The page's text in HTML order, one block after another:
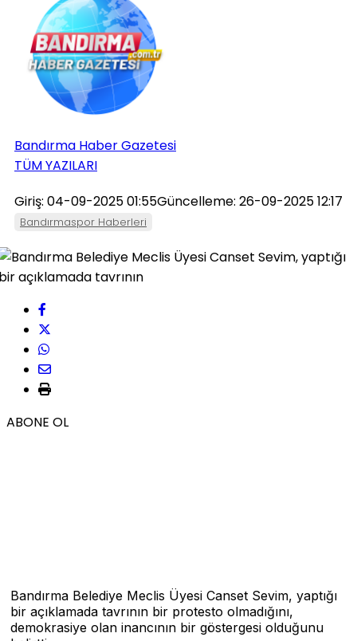
Bandırma Haber Gazetesi
TÜM YAZILARI
Giriş: 04-09-2025 01:55Güncelleme: 26-09-2025 12:17
Bandırmaspor Haberleri
ABONE OL
Bandırma Belediye Meclis Üyesi Canset Sevim, yaptığı
bir açıklamada tavrının bir protesto olmadığını,
demokrasiye olan inancının bir göstergesi olduğunu